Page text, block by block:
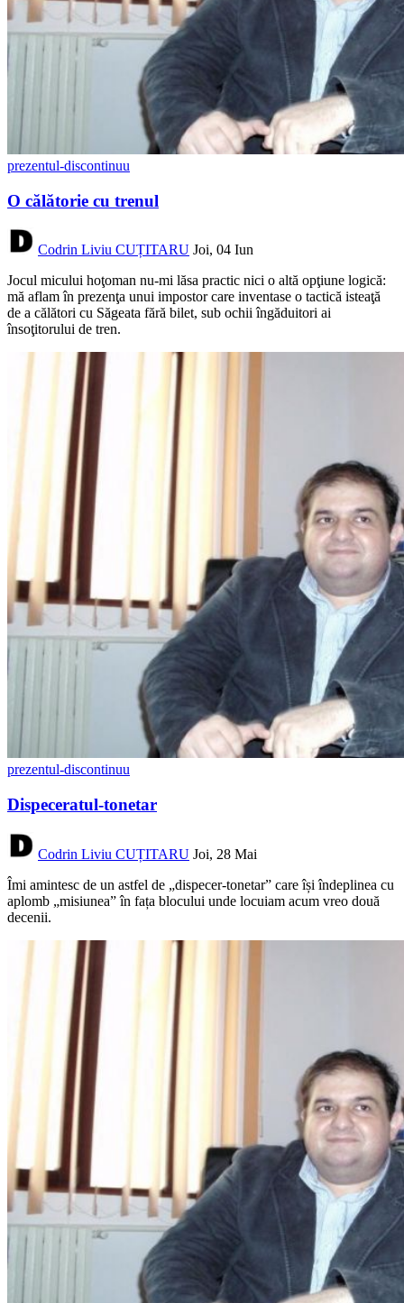
prezentul-discontinuu
O călătorie cu trenul
Codrin Liviu CUȚITARU Joi, 04 Iun
Jocul micului hoţoman nu-mi lăsa practic nici o altă opţiune logică:
mă aflam în prezenţa unui impostor care inventase o tactică isteaţă
de a călători cu Săgeata fără bilet, sub ochii îngăduitori ai
însoţitorului de tren.
prezentul-discontinuu
Dispeceratul-tonetar
Codrin Liviu CUȚITARU Joi, 28 Mai
Îmi amintesc de un astfel de „dispecer-tonetar” care își îndeplinea cu
aplomb „misiunea” în fața blocului unde locuiam acum vreo două
decenii.